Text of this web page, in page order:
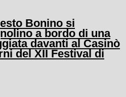
Bonino si
a bordo di una
davanti al Casinò
del XII Festival di